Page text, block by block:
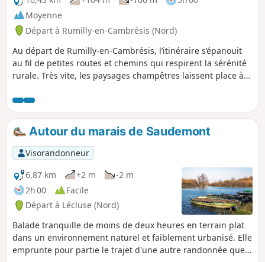
Moyenne
Départ à Rumilly-en-Cambrésis (Nord)
Au départ de Rumilly-en-Cambrésis, l’itinéraire s’épanouit
au fil de petites routes et chemins qui respirent la sérénité
rurale. Très vite, les paysages champêtres laissent place à
clins d’œil au passé. La route se poursuit vers Les Rues des
Vignes, où l’on devine dans les alignements et les reliefs la
mémoire viticole d’autrefois, avant d’atteindre Masnières,
bourgade au riche héritage historique, façonné par le
fleuve et les événements. Un parcours qui conjugue le
plaisir de la marche avec la découverte d’un patrimoine
discret mais précieux — parfait pour ceux qui aiment
savourer chaque étape autant que la destination.
Autour du marais de Saudemont
Visorandonneur
6,87 km
+2 m
-2 m
2h 00
Facile
Départ à Lécluse (Nord)
Balade tranquille de moins de deux heures en terrain plat
dans un environnement naturel et faiblement urbanisé. Elle
emprunte pour partie le trajet d'une autre randonnée que